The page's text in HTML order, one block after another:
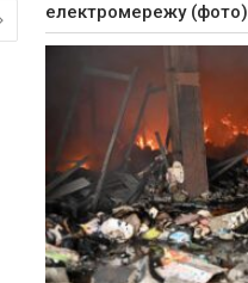
електромережу (фото)